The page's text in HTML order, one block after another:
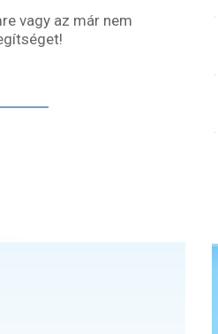
vagy az már nem